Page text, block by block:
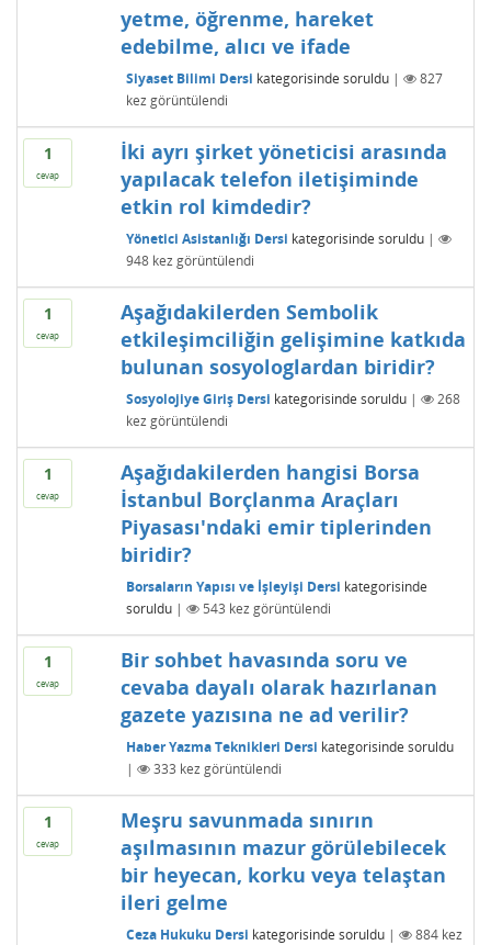
yetme, öğrenme, hareket
edebilme, alıcı ve ifade
Siyaset Bilimi Dersi kategorisinde soruldu |
827
kez görüntülendi
1
cevap
İki ayrı şirket yöneticisi arasında
yapılacak telefon iletişiminde
etkin rol kimdedir?
Yönetici Asistanlığı Dersi kategorisinde soruldu |
948kez görüntülendi
1
cevap
Aşağıdakilerden Sembolik
etkileşimciliğin gelişimine katkıda
bulunan sosyologlardan biridir?
Sosyolojiye Giriş Dersi kategorisinde soruldu |
268
kez görüntülendi
1
cevap
Aşağıdakilerden hangisi Borsa
İstanbul Borçlanma Araçları
Piyasası'ndaki emir tiplerinden
biridir?
Borsaların Yapısı ve İşleyişi Dersi kategorisinde
soruldu | 543 kez görüntülendi
1
cevap
Bir sohbet havasında soru ve
cevaba dayalı olarak hazırlanan
gazete yazısına ne ad verilir?
Haber Yazma Teknikleri Dersi kategorisinde soruldu
|
333 kez görüntülendi
1
cevap
Meşru savunmada sınırın
aşılmasının mazur görülebilecek
bir heyecan, korku veya telaştan
ileri gelme
Ceza Hukuku Dersi kategorisinde soruldu | 884kez